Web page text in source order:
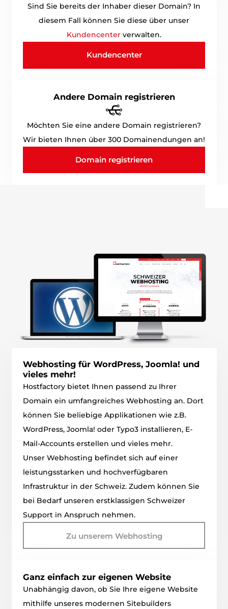
Sind Sie bereits der Inhaber dieser Domain? In
diesem Fall können Sie diese über unser
Kundencenter verwalten.
Kundencenter
Andere Domain registrieren
Möchten Sie eine andere Domain registrieren?
Wir bieten Ihnen über 300 Domainendungen an!
Domain registrieren
Webhosting für WordPress, Joomla! und
vieles mehr!
Hostfactory bietet Ihnen passend zu Ihrer
Domain ein umfangreiches Webhosting an. Dort
können Sie beliebige Applikationen wie z.B.
WordPress, Joomla! oder Typo3 installieren, E-
Mail-Accounts erstellen und vieles mehr.
Unser Webhosting befindet sich auf einer
leistungsstarken und hochverfügbaren
Infrastruktur in der Schweiz. Zudem können Sie
bei Bedarf unseren erstklassigen Schweizer
Support in Anspruch nehmen.
Zu unserem Webhosting
Ganz einfach zur eigenen Website
Unabhängig davon, ob Sie Ihre eigene Website
mithilfe unseres modernen Sitebuilders